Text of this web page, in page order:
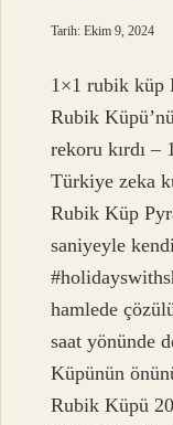
Tarih: Ekim 9, 2024
1×1 rubik küp
Rubik
rekoru kırdı
Türkiye zeka
Rubik Küp
saniyeyle
hamlede
saat yönünde
Küpünün
Rubik Küpü